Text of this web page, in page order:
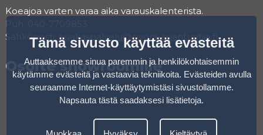
Koeajoa varten varaa aika varauskalenterista.
Sähköposti: asiakaspalvelu@pyora-asiantuntija.fi
Osoite showroomille
Tämä sivusto käyttää evästeitä
Auttaaksemme sinua paremmin ja henkilökohtaisemmin
käytämme evästeitä ja vastaavia tekniikoita. Evästeiden avulla
seuraamme Internet-käyttäytymistäsi sivustollamme.
Napsauta tästä saadaksesi lisätietoja.